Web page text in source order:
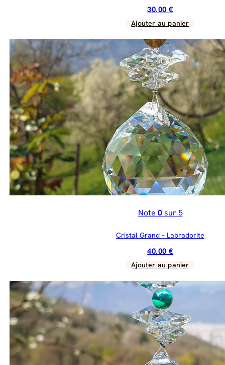
30.00€
Ajouter au panier
Note 0sur 5
Cristal Grand – Labradorite
40.00€
Ajouter au panier